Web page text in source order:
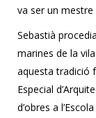
va ser un mestre
Sebastià
marines de la
aquesta tradició
Especial
d’obres a